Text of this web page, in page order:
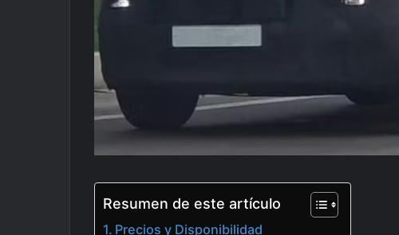
Resumen de este artículo
Precios y Disponibilidad